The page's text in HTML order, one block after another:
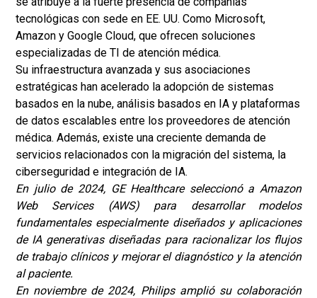
tecnológicas con sede en EE. UU. Como Microsoft,
Amazon y Google Cloud, que ofrecen soluciones
especializadas de TI de atención médica.
Su infraestructura avanzada y sus asociaciones
estratégicas han acelerado la adopción de sistemas
basados en la nube, análisis basados en IA y plataformas
de datos escalables entre los proveedores de atención
médica. Además, existe una creciente demanda de
servicios relacionados con la migración del sistema, la
ciberseguridad e integración de IA.
En julio de 2024, GE Healthcare seleccionó a Amazon
Web Services (AWS) para desarrollar modelos
fundamentales especialmente diseñados y aplicaciones
de IA generativas diseñadas para racionalizar los flujos
de trabajo clínicos y mejorar el diagnóstico y la atención
al paciente.
En noviembre de 2024, Philips amplió su colaboración